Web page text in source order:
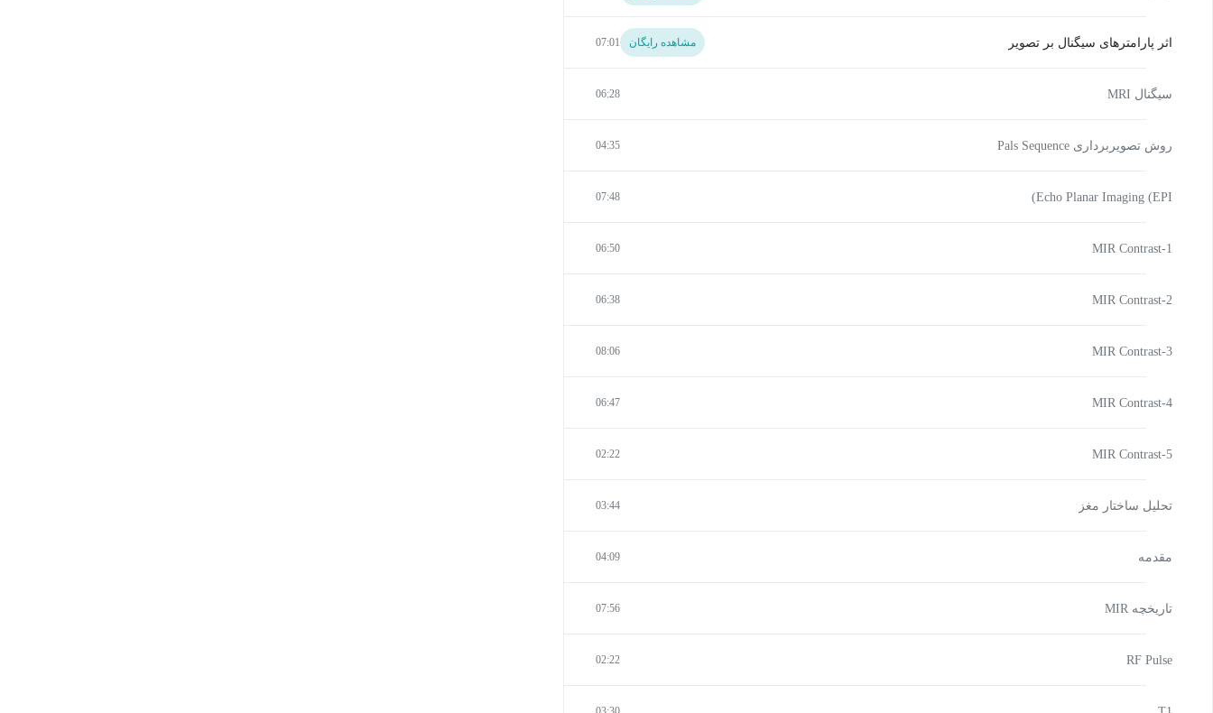
اثر پارامترهای سیگنال بر تصویر مشاهده رایگان 07:01
سیگنال MRI 06:28
روش تصویربرداری Pals Sequence 04:35
07:48
06:50
06:38
08:06
06:47
02:22
تحلیل ساختار مغز 03:44
مقدمه 04:09
تاریخچه MIR 07:56
02:22